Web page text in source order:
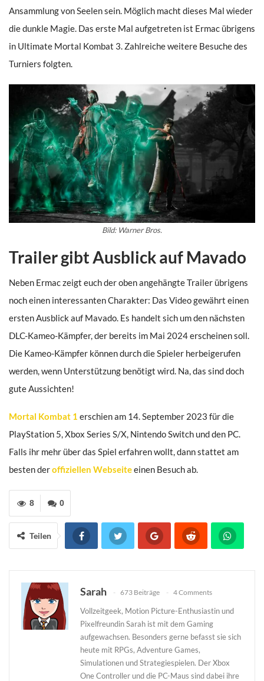
Ansammlung von Seelen sein. Möglich macht dieses Mal wieder
die dunkle Magie. Das erste Mal aufgetreten ist Ermac übrigens
in Ultimate Mortal Kombat 3. Zahlreiche weitere Besuche des
Turniers folgten.
Bild: Warner Bros.
Trailer gibt Ausblick auf Mavado
Neben Ermac zeigt euch der oben angehängte Trailer übrigens
noch einen interessanten Charakter: Das Video gewährt einen
ersten Ausblick auf Mavado. Es handelt sich um den nächsten
DLC-Kameo-Kämpfer, der bereits im Mai 2024 erscheinen soll.
Die Kameo-Kämpfer können durch die Spieler herbeigerufen
werden, wenn Unterstützung benötigt wird. Na, das sind doch
gute Aussichten!
Mortal Kombat 1 erschien am 14. September 2023 für die
PlayStation 5, Xbox Series S/X, Nintendo Switch und den PC.
Falls ihr mehr über das Spiel erfahren wollt, dann stattet am
besten deroffiziellen Webseiteeinen Besuch ab.
0
8
Teilen
Sarah 673 Beiträge 4 Comments
Vollzeitgeek, Motion Picture-Enthusiastin und
Pixelfreundin Sarah ist mit dem Gaming
aufgewachsen. Besonders gerne befasst sie sich
heute mit RPGs, Adventure Games,
Simulationen und Strategiespielen. Der Xbox
One Controller und die PC-Maus sind dabei ihre